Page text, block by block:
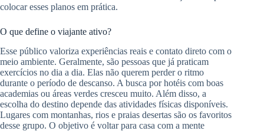
colocar esses planos em prática.
O que define o viajante ativo?
Esse público valoriza experiências reais e contato direto com o
meio ambiente. Geralmente, são pessoas que já praticam
exercícios no dia a dia. Elas não querem perder o ritmo
durante o período de descanso. A busca por hotéis com boas
academias ou áreas verdes cresceu muito. Além disso, a
escolha do destino depende das atividades físicas disponíveis.
Lugares com montanhas, rios e praias desertas são os favoritos
desse grupo. O objetivo é voltar para casa com a mente